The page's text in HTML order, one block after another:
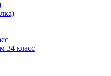
34 класс